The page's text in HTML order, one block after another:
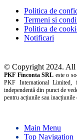
Politica de
Termeni si
Politica de
Notificari
© Copyright 2024. All
PKF Finconta SRL este o
PKF International Limited,
independentă din punct de
pentru acțiunile sau
Main Menu
Top Navigation